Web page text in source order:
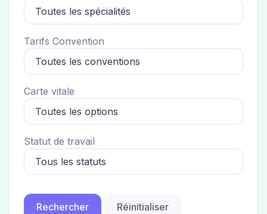
Tarifs Convention
Carte vitale
Statut de travail
Réinitialiser